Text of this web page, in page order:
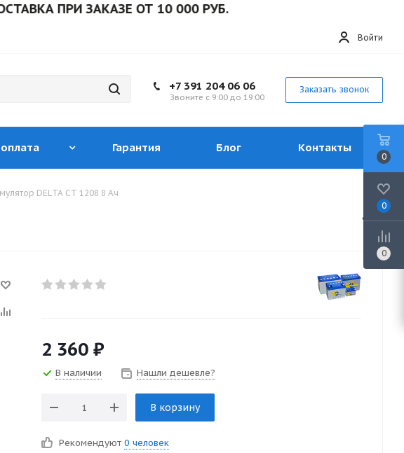
ПРИ ЗАКАЗЕ ОТ 10 000 РУБ.
Войти
+7 391 204 06 06
Звоните с 9:00 до 19:00
Заказать звонок
Гарантия Блог Контакты
DELTA CT 1208 8 Ач
2 360 ₽
В наличии Нашли дешевле?
В корзину
Рекомендуют 0 человек
0
0
0